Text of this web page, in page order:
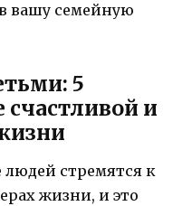
вашу семейную
5
счастливой и
стремятся к
жизни, и это